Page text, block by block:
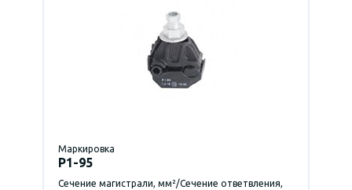
Маркировка
P1-95
Сечение магистрали, мм²/Сечение ответвления,